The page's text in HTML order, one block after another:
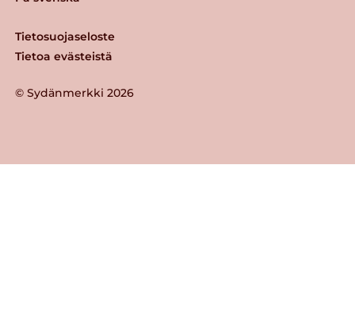
© Sydänmerkki 2026
Tietosuojaseloste
Tietoa evästeistä